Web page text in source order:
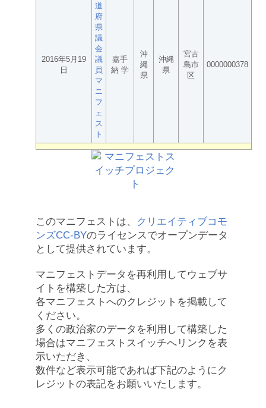
2016年5月19
日
道
府
県
議
会
議
員
マ
ニ
フ
ェ
ス
ト
嘉手
納 学
沖
縄
県
沖縄
県
宮古
島市
区
0000000378
このマニフェストは、
クリエイティブコモ
ンズCC-BYのライセンスでオープンデータ
として提供されています。
マニフェストデータを再利用してウェブサ
イトを構築した方は、
各マニフェストへのクレジットを掲載して
ください。
多くの政治家のデータを利用して構築した
場合はマニフェストスイッチへリンクを表
示いただき、
数件など表示可能であれば下記のようにク
レジットの表記をお願いいたします。